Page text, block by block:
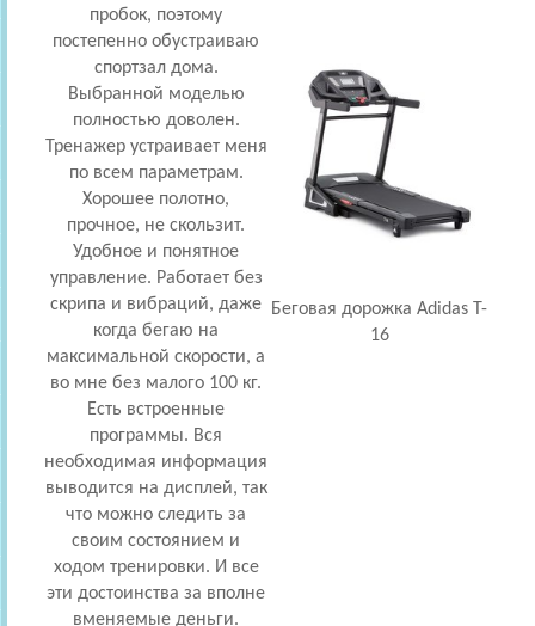
пробок, поэтому
постепенно обустраиваю
спортзал дома.
Выбранной моделью
полностью доволен.
Тренажер устраивает меня
по всем параметрам.
Хорошее полотно,
прочное, не скользит.
Удобное и понятное
управление. Работает без
скрипа и вибраций, даже
когда бегаю на
максимальной скорости, а
во мне без малого 100 кг.
Есть встроенные
программы. Вся
необходимая информация
выводится на дисплей, так
что можно следить за
своим состоянием и
ходом тренировки. И все
эти достоинства за вполне
вменяемые деньги.
Беговая дорожка Adidas T-
16